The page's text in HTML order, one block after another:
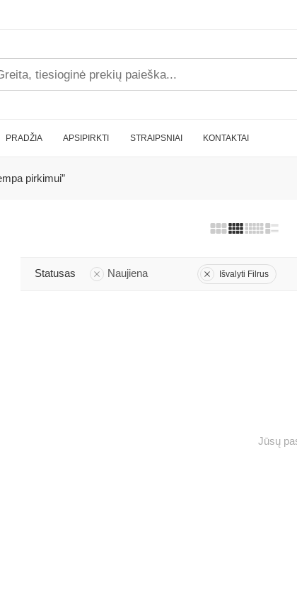
PRADŽIA APSIPIRKTI STRAIPSNIAI KONTAKTAI
pirkimui”
Statusas Naujiena Išvalyti Filrus
Jūsų